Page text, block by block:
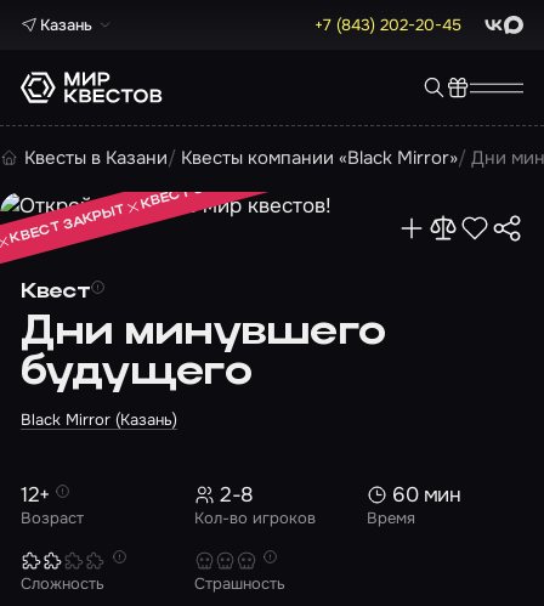
Казань +7 (843) 202-20-45 Max
Квесты в Казани Квесты компании «Black Mirror» Дни
Квест
Дни минувшего
будущего
Black Mirror (Казань)
КВЕСТ ЗАКРЫТ
КВЕСТ ЗАКРЫТ
КВЕСТ ЗАКРЫТ
Возраст
12+
Кол-во игроков
2-8
Время
60 мин
Сложность Страшность